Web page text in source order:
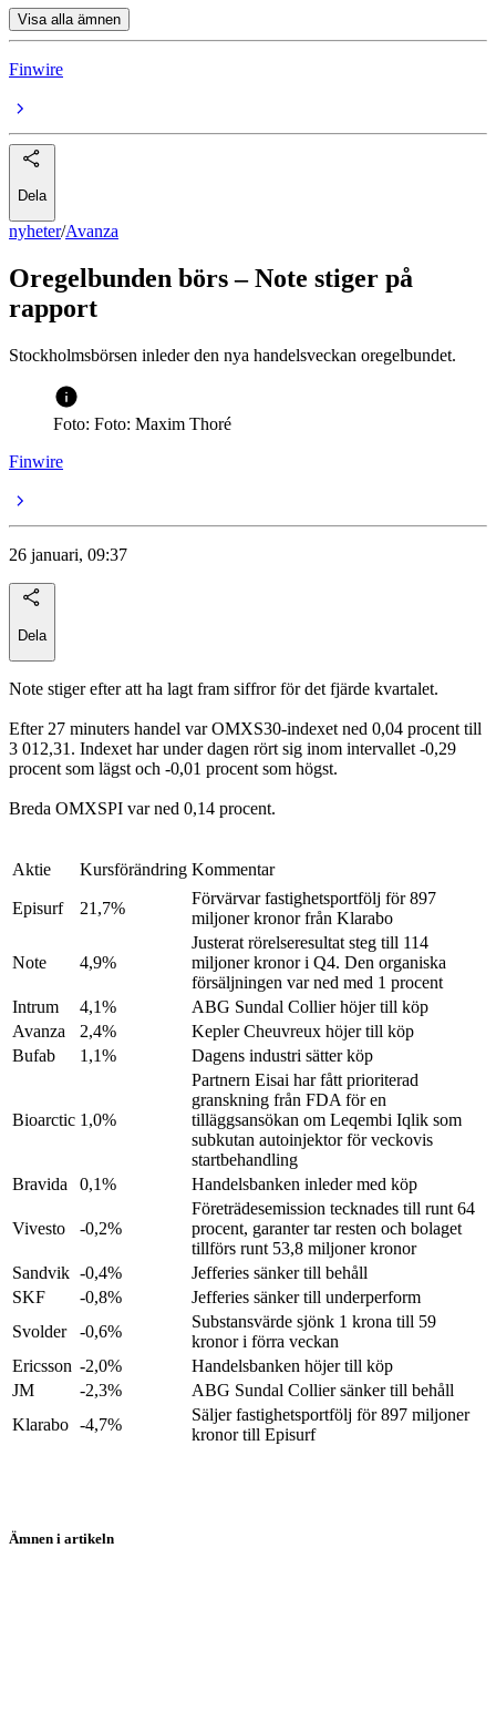
Visa alla ämnen
Finwire
Dela
nyheter/Avanza
Oregelbunden börs – Note stiger på
rapport
Stockholmsbörsen inleder den nya handelsveckan oregelbundet.
Foto: Foto: Maxim Thoré
Finwire
26 januari, 09:37
Dela
Note stiger efter att ha lagt fram siffror för det fjärde kvartalet.
Efter 27 minuters handel var OMXS30-indexet ned 0,04 procent till
3 012,31. Indexet har under dagen rört sig inom intervallet -0,29
procent som lägst och -0,01 procent som högst.
Breda OMXSPI var ned 0,14 procent.
Aktie Kursförändring Kommentar
Episurf 21,7%
Förvärvar fastighetsportfölj för 897
miljoner kronor från Klarabo
Note 4,9%
Justerat rörelseresultat steg till 114
miljoner kronor i Q4. Den organiska
försäljningen var ned med 1 procent
Intrum
4,1%
ABG Sundal Collier höjer till köp
Avanza
2,4%
Kepler Cheuvreux höjer till köp
Bufab
1,1% Dagens industri sätter köp
Bioarctic 1,0%
Partnern Eisai har fått prioriterad
granskning från FDA för en
tilläggsansökan om Leqembi Iqlik som
subkutan autoinjektor för veckovis
startbehandling
Bravida
0,1% Handelsbanken inleder med köp
Vivesto -0,2%
Företrädesemission tecknades till runt 64
procent, garanter tar resten och bolaget
tillförs runt 53,8 miljoner kronor
Sandvik -0,4%
Jefferies sänker till behåll
SKF
-0,8%
Jefferies sänker till underperform
Svolder
-0,6%
Substansvärde sjönk 1 krona till 59
kronor i förra veckan
Ericsson -2,0%
Handelsbanken höjer till köp
JM
-2,3%
ABG Sundal Collier sänker till behåll
Klarabo -4,7%
Säljer fastighetsportfölj för 897 miljoner
kronor till Episurf
Ämnen i artikeln